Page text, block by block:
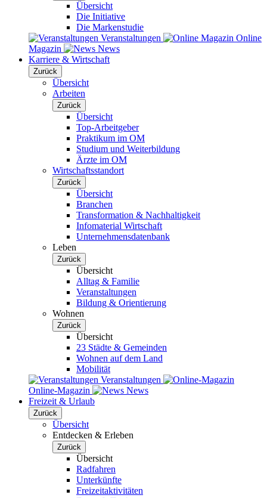
Übersicht
Die Initiative
Die Markenstudie
Veranstaltungen
Online
Magazin
News
Karriere & Wirtschaft
Zurück
Übersicht
Arbeiten
Zurück
Übersicht
Top-Arbeitgeber
Praktikum im OM
Studium und Weiterbildung
Ärzte im OM
Wirtschaftsstandort
Zurück
Übersicht
Branchen
Transformation & Nachhaltigkeit
Infomaterial Wirtschaft
Unternehmensdatenbank
Leben
Zurück
Übersicht
Alltag & Familie
Veranstaltungen
Bildung & Orientierung
Wohnen
Zurück
Übersicht
23 Städte & Gemeinden
Wohnen auf dem Land
Mobilität
Veranstaltungen
Online-Magazin
News
Freizeit & Urlaub
Zurück
Übersicht
Entdecken & Erleben
Zurück
Übersicht
Radfahren
Unterkünfte
Freizeitaktivitäten